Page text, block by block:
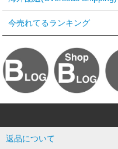
今売れてるランキング
返品について